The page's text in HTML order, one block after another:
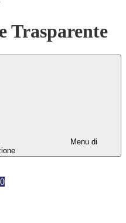
Trasparente
Menu di